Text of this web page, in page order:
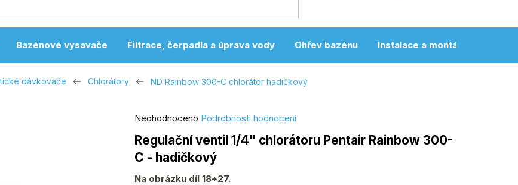
Bazénové vysavače Filtrace, čerpadla a úprava vody Ohřev bazénu Instalace a montáž
dávkovače Chlorátory ND Rainbow 300-C chlorátor hadičkový
Regulační ventil 1/4" chlorátoru Pentair Rainbow 300-
C - hadičkový
Průměrné
produktu
je
0,0
Neohodnoceno Podrobnosti hodnocení
Na obrázku díl 18+27.